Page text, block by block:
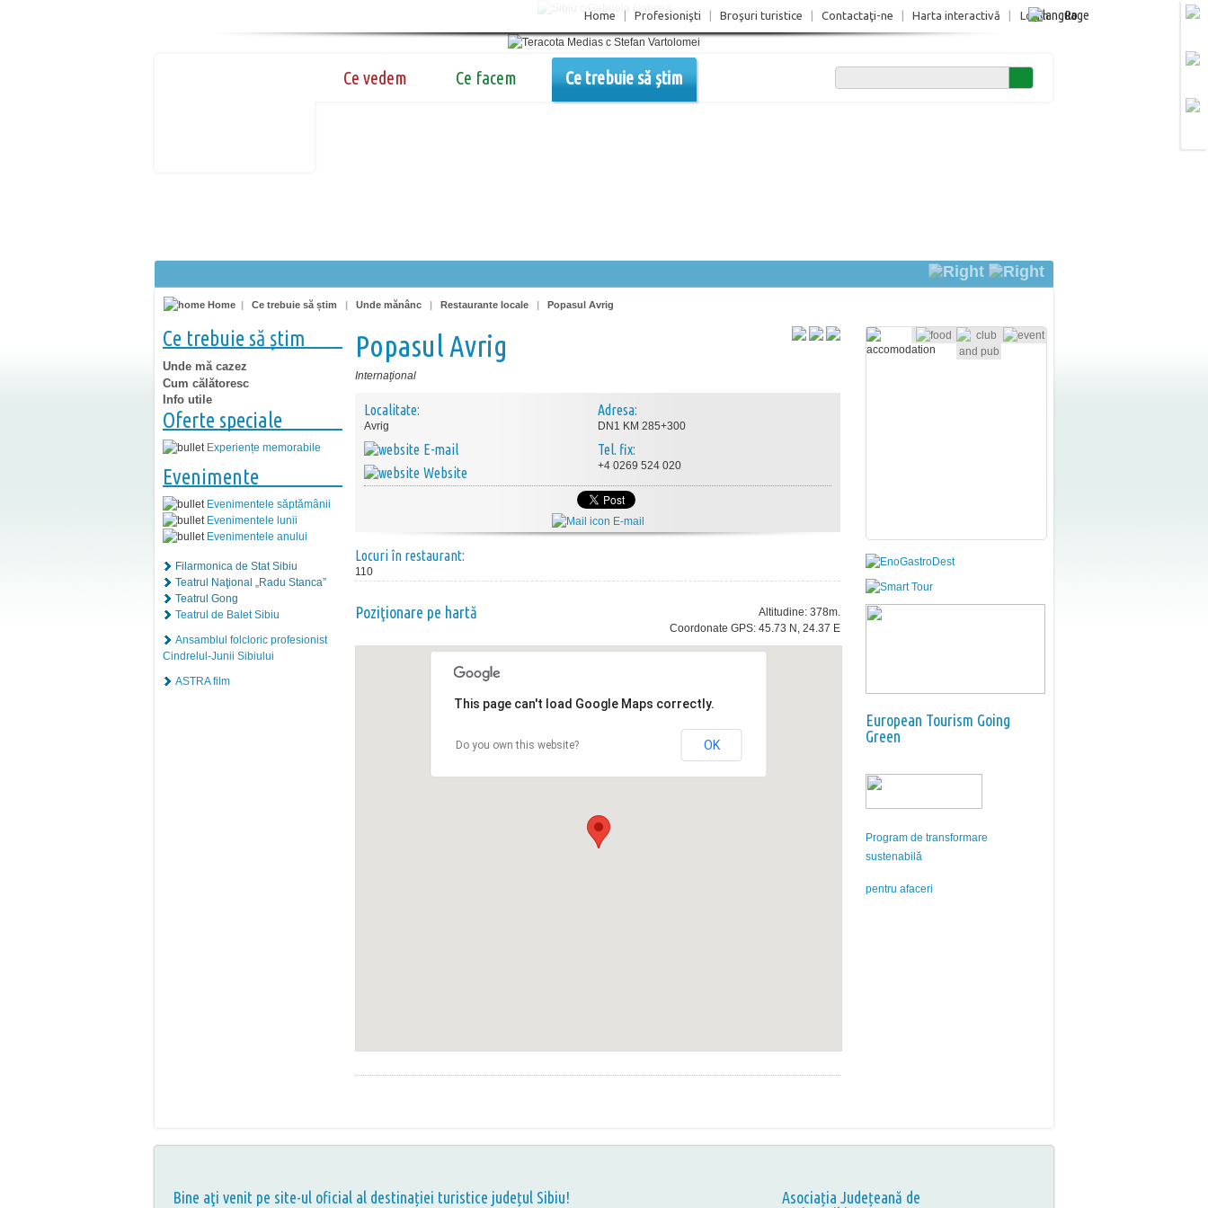
Login Ro
Home Profesionişti Broşuri turistice Contactaţi-ne Harta interactivă
Ce vedem Ce facem Ce trebuie să știm
Home | Ce trebuie să știm | Unde mănânc | Restaurante locale | Popasul Avrig
Ce trebuie să știm
Unde mă cazez
Cum călătoresc
Info utile
Oferte speciale
Experiențe memorabile
Evenimente
Evenimentele săptămânii
Evenimentele lunii
Evenimentele anului
Filarmonica de Stat Sibiu
Teatrul Naţional „Radu Stanca”
Teatrul Gong
Teatrul de Balet Sibiu
Ansamblul folcloric profesionist
Cindrelul-Junii Sibiului
ASTRA film
Popasul Avrig
Internaţional
Localitate:
Avrig
E-mail
Website
Adresa:
DN1 KM 285+300
Tel. fix:
+4 0269 524 020
E-mail
Locuri în restaurant:
110
Altitudine: 378m.
Coordonate GPS: 45.73 N, 24.37 E
Poziţionare pe hartă
This page can't load Google Maps correctly.
Do you own this website? OK
European Tourism Going
Green
Program de transformare
sustenabilă
pentru afaceri
Bine aţi venit pe site-ul oficial al destinației turistice județul Sibiu!
Asociația Județeană de